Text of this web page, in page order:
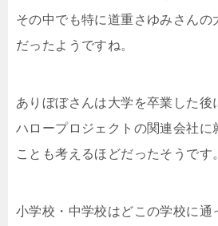
その中でも特に道重さゆみさんの
だったようですね。
ありぼぼさんは大学を卒業した後
ハロープロジェクトの関連会社に
ことも考えるほどだったそうです。
小学校・中学校はどこの学校に通